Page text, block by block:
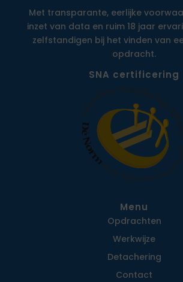
Met transparante, eerlijke
inzet van data en ruim 18 jaar
zelfstandigen bij het vinden van
opdracht.
SNA certificering
Menu
Opdrachten
Werkwijze
Detachering
Contact